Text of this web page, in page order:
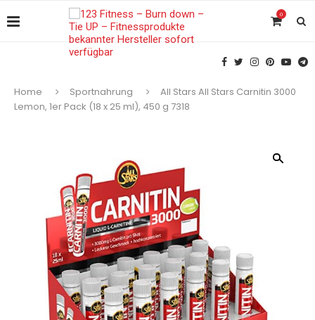
0
Home Sportnahrung
All Stars All Stars Carnitin 3000
Lemon, 1er Pack (18 x 25 ml), 450 g 7318